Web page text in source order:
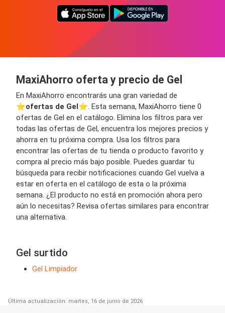
MaxiAhorro oferta y precio de Gel
En MaxiAhorro encontrarás una gran variedad de
⭐️ofertas de Gel⭐️. Esta semana, MaxiAhorro tiene 0
ofertas de Gel en el catálogo. Elimina los filtros para ver
todas las ofertas de Gel, encuentra los mejores precios y
ahorra en tu próxima compra. Usa los filtros para
encontrar las ofertas de tu tienda o producto favorito y
compra al precio más bajo posible. Puedes guardar tu
búsqueda para recibir notificaciones cuando Gel vuelva a
estar en oferta en el catálogo de esta o la próxima
semana. ¿El producto no está en promoción ahora pero
aún lo necesitas? Revisa ofertas similares para encontrar
una alternativa.
Gel surtido
Gel Limpiador
Última actualización: martes, 16 de junio de 2026